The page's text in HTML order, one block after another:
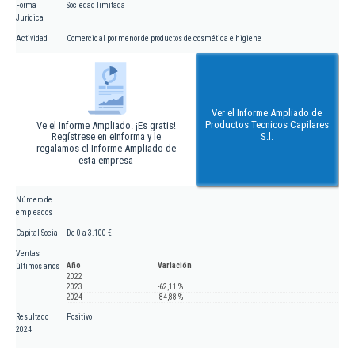
Forma
Jurídica
Sociedad limitada
Actividad Comercio al por menor de productos de cosmética e higiene
Ve el Informe Ampliado. ¡Es gratis!
Regístrese en eInforma y le
regalamos el Informe Ampliado de
esta empresa
Ver el Informe Ampliado de
Productos Tecnicos Capilares
S.l.
Número de
empleados
Capital Social De 0 a 3.100 €
Ventas
últimos años
Año
Variación
2022
2023
-62,11 %
2024
-84,88 %
Resultado
2024
Positivo